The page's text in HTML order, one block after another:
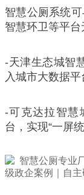
智慧公厕系统可
智慧环卫等平台
-天津生态城智
入城市大数据
-可克达拉智慧
台，实现“一屏